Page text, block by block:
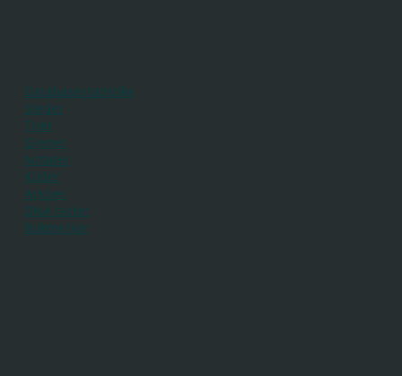
Databasestatistikk
Steder
Trær
Grener
Notater
Kilder
Arkiver
DNA tester
Bokmerker